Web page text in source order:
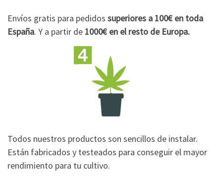
Envíos gratis para pedidos superiores a 100€ en toda
España. Y a partir de 1000€ en el resto de Europa.
Todos nuestros productos son sencillos de instalar.
Están fabricados y testeados para conseguir el mayor
rendimiento para tu cultivo.